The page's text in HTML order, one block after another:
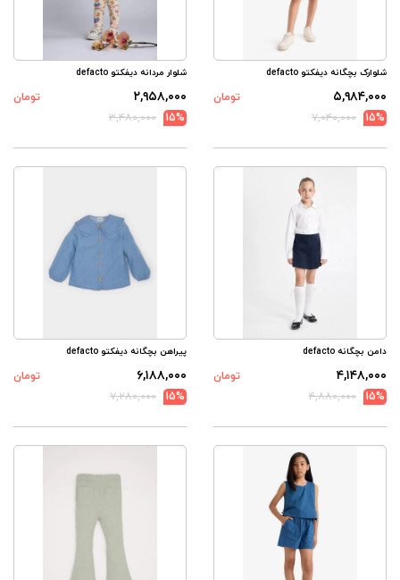
شلوارک بچگانه دیفکتو defacto
۵,۹۸۴,۰۰۰
تومان
15%
۷,۰۴۰,۰۰۰
شلوار مردانه دیفکتو defacto
۲,۹۵۸,۰۰۰
تومان
15%
۳,۴۸۰,۰۰۰
دامن بچگانه defacto
۴,۱۴۸,۰۰۰
تومان
15%
۴,۸۸۰,۰۰۰
پیراهن بچگانه دیفکتو defacto
۶,۱۸۸,۰۰۰
تومان
15%
۷,۲۸۰,۰۰۰